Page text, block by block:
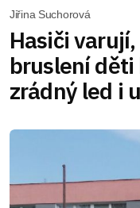
Jiřina Suchorová
Hasiči
bruslení děti
zrádný led i